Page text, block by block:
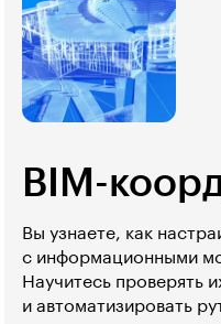
BIM-
Вы узнаете, как
с информационными
Научитесь проверять
и автоматизировать